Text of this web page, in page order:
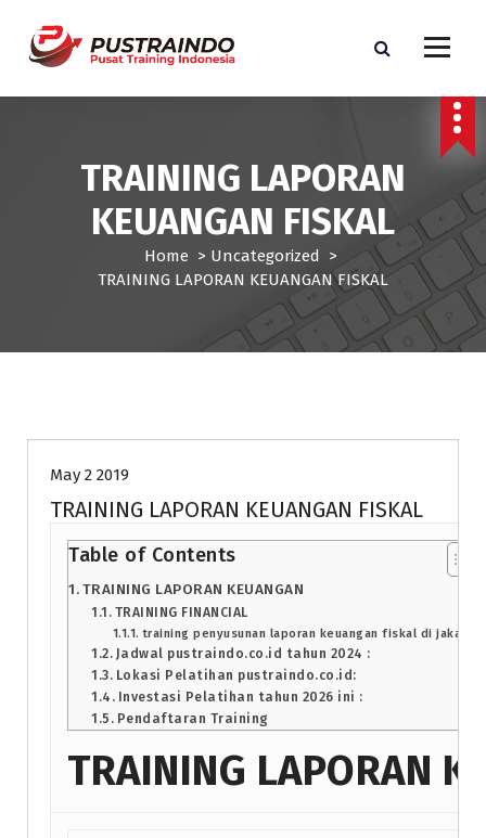
TRAINING LAPORAN
KEUANGAN FISKAL
Home > Uncategorized >
TRAINING LAPORAN KEUANGAN FISKAL
May 2 2019
TRAINING LAPORAN KEUANGAN FISKAL
Table of Contents
TRAINING LAPORAN KEUANGAN
TRAINING FINANCIAL
training penyusunan laporan keuangan fiskal di jakarta
Jadwal pustraindo.co.id tahun 2024 :
Lokasi Pelatihan pustraindo.co.id:
Investasi Pelatihan tahun 2026 ini :
Pendaftaran Training
TRAINING LAPORAN